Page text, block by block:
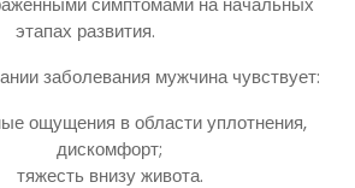
этапах развития.
заболевания мужчина чувствует:
ощущения в области уплотнения,
дискомфорт;
тяжесть внизу живота.